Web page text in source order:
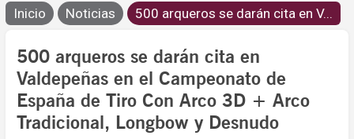
Inicio Noticias 500 arqueros se darán cita en V...
500 arqueros se darán cita en
Valdepeñas en el Campeonato de
España de Tiro Con Arco 3D + Arco
Tradicional, Longbow y Desnudo